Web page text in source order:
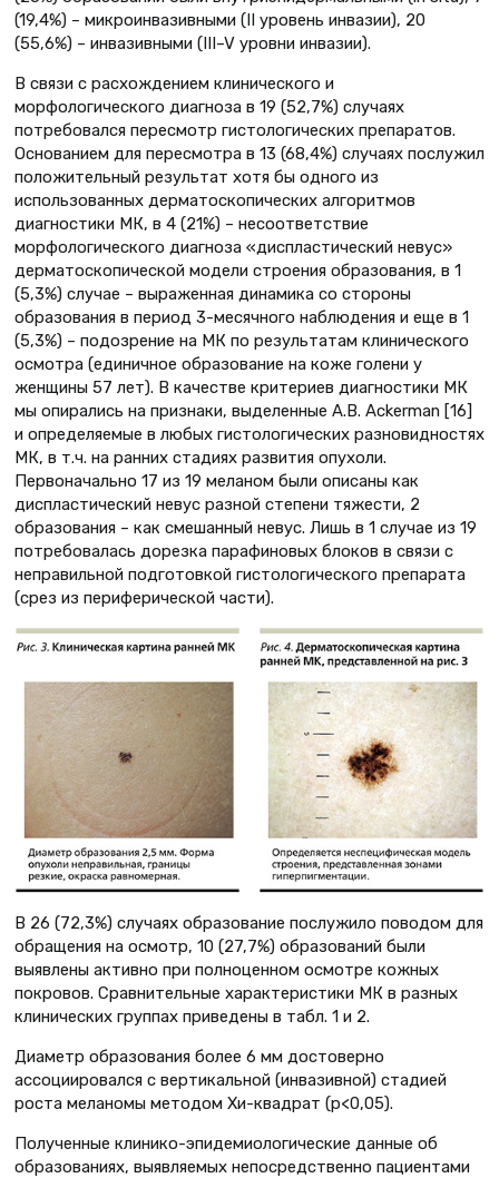
(19,4%) – микроинвазивными (II уровень инвазии), 20
(55,6%) – инвазивными (III–V уровни инвазии).
В связи с расхождением клинического и
морфологического диагноза в 19 (52,7%) случаях
потребовался пересмотр гистологических препаратов.
Основанием для пересмотра в 13 (68,4%) случаях послужил
положительный результат хотя бы одного из
использованных дерматоскопических алгоритмов
диагностики МК, в 4 (21%) – несоответствие
морфологического диагноза «диспластический невус»
дерматоскопической модели строения образования, в 1
(5,3%) случае – выраженная динамика со стороны
образования в период 3-месячного наблюдения и еще в 1
(5,3%) – подозрение на МК по результатам клинического
осмотра (единичное образование на коже голени у
женщины 57 лет). В качестве критериев диагностики МК
мы опирались на признаки, выделенные A.B. Ackerman [16]
и определяемые в любых гистологических разновидностях
МК, в т.ч. на ранних стадиях развития опухоли.
Первоначально 17 из 19 меланом были описаны как
диспластический невус разной степени тяжести, 2
образования – как смешанный невус. Лишь в 1 случае из 19
потребовалась дорезка парафиновых блоков в связи с
неправильной подготовкой гистологического препарата
(срез из периферической части).
В 26 (72,3%) случаях образование послужило поводом для
обращения на осмотр, 10 (27,7%) образований были
выявлены активно при полноценном осмотре кожных
покровов. Сравнительные характеристики МК в разных
клинических группах приведены в табл. 1 и 2.
Диаметр образования более 6 мм достоверно
ассоциировался с вертикальной (инвазивной) стадией
роста меланомы методом Хи-квадрат (p<0,05).
Полученные клинико-эпидемиологические данные об
образованиях, выявляемых непосредственно пациентами